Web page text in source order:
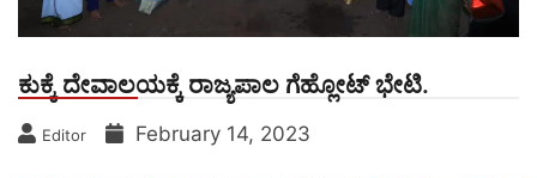
ಕುಕ್ಕೆ ದೇವಾಲಯಕ್ಕೆ ರಾಜ್ಯಪಾಲ ಗೆಹ್ಲೋಟ್ ಭೇಟಿ.
Editor February 14, 2023